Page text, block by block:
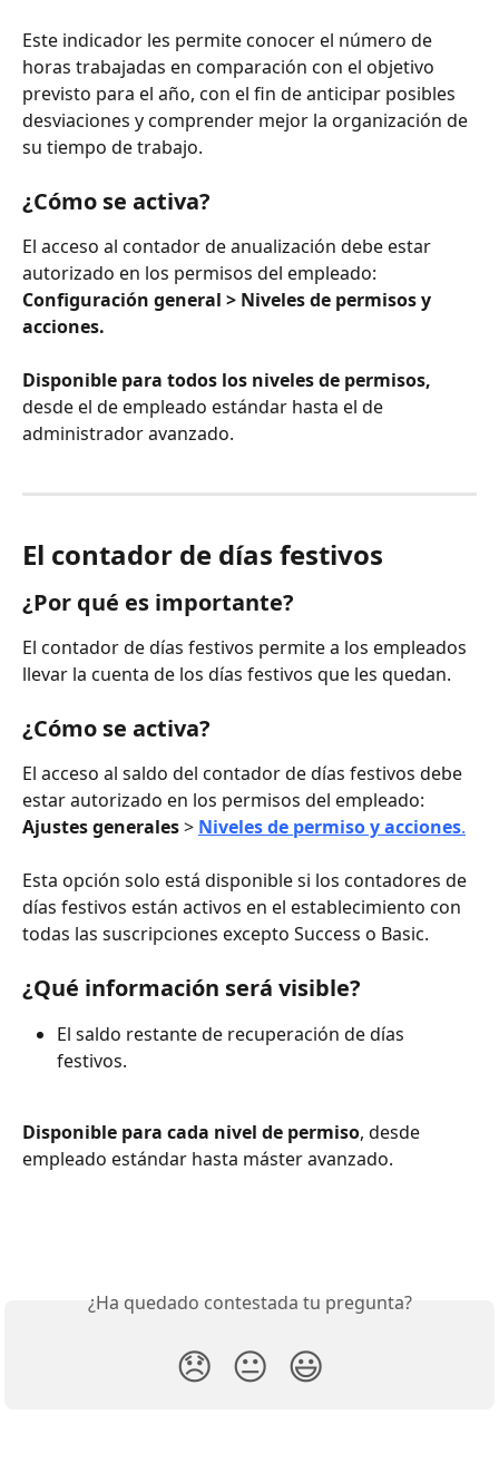
Este indicador les permite conocer el número de
horas trabajadas en comparación con el objetivo
previsto para el año, con el fin de anticipar posibles
desviaciones y comprender mejor la organización de
su tiempo de trabajo.
¿Cómo se activa?
El acceso al contador de anualización debe estar
autorizado en los permisos del empleado:
Configuración general > Niveles de permisos y
acciones.
Disponible para todos los niveles de permisos,
desde el de empleado estándar hasta el de
administrador avanzado.
El contador de días festivos
¿Por qué es importante?
El contador de días festivos permite a los empleados
llevar la cuenta de los días festivos que les quedan.
¿Cómo se activa?
El acceso al saldo del contador de días festivos debe
estar autorizado en los permisos del empleado:
Ajustes generales > Niveles de permiso y acciones.
Esta opción solo está disponible si los contadores de
días festivos están activos en el establecimiento con
todas las suscripciones excepto Success o Basic.
¿Qué información será visible?
El saldo restante de recuperación de días
festivos.
Disponible para cada nivel de permiso, desde
empleado estándar hasta máster avanzado.
¿Ha quedado contestada tu pregunta?
😞 😐 😃